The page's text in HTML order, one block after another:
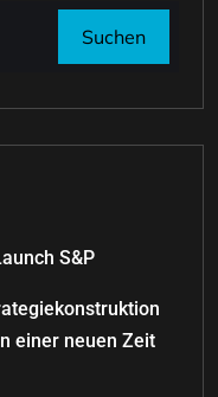
Suchen
S&P
einer neuen Zeit